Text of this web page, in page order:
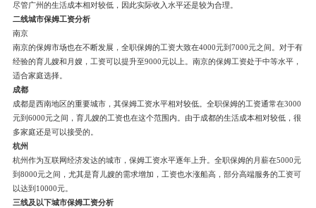
尽管广州的生活成本相对较低，因此实际收入水平还是较为合理。
二线城市保姆工资分析
南京
南京的保姆市场也在不断发展，全职保姆的工资大致在4000元到7000元之间。对于有
经验的育儿嫂和月嫂，工资可以提升至9000元以上。南京的保姆工资处于中等水平，
适合家庭选择。
成都
成都是西南地区的重要城市，其保姆工资水平相对较低。全职保姆的工资通常在3000
元到6000元之间，育儿嫂的工资也在这个范围内。由于成都的生活成本相对较低，很
多家庭还是可以接受的。
杭州
杭州作为互联网经济发达的城市，保姆工资水平逐年上升。全职保姆的月薪在5000元
到8000元之间，尤其是育儿嫂的需求增加，工资也水涨船高，部分高端服务的工资可
以达到10000元。
三线及以下城市保姆工资分析